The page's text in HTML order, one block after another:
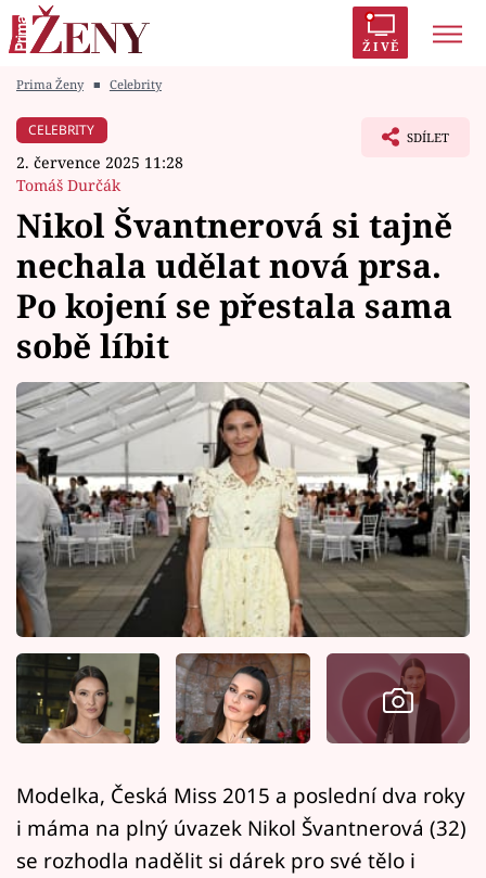
ŽIVĚ
Módní alarm
Témata
Celebrity
Vztahy
Seriály
Horoskopy
Sledujte prima+
Filmový festival Karlovy Vary
Pořady
Mámy sobě
Sledujte nás
Prima Ženy ■ Celebrity
CELEBRITY
2. července 2025 11:28
Tomáš Durčák
SDÍLET
Nikol Švantnerová si tajně
nechala udělat nová prsa.
Po kojení se přestala sama
sobě líbit
Modelka, Česká Miss 2015 a poslední dva roky
i máma na plný úvazek Nikol Švantnerová (32)
se rozhodla nadělit si dárek pro své tělo i